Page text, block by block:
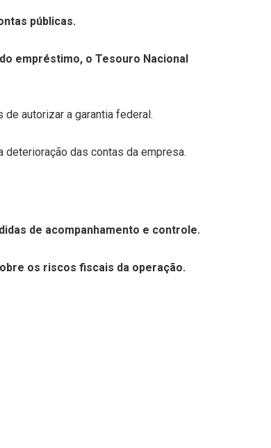
públicas.
empréstimo, o Tesouro Nacional
autorizar a garantia federal.
deterioração das contas da empresa.
de acompanhamento e controle.
os riscos fiscais da operação.